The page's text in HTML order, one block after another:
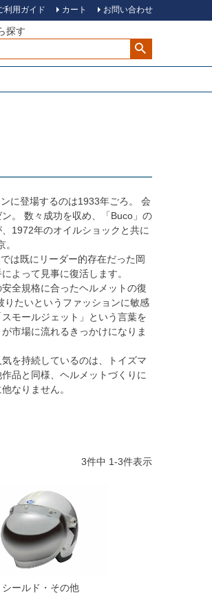
利用ガイド カート お問い合わせ
探す
に登場するのは1933年ごろ。 会
。 数々成功を収め、「Buco」の
1972年のオイルショックと共に
は既にリーダー的存在だった岡
よって見事に復活します。
全規格に合ったヘルメットの復
たいというファッションに敏感
モールジェット」という言葉を
市場に流れるきっかけになりま
を持続しているのは、トイズマ
品と同様、ヘルメットづくりに
なりません。
3件中 1-3件表示
シールド・その他